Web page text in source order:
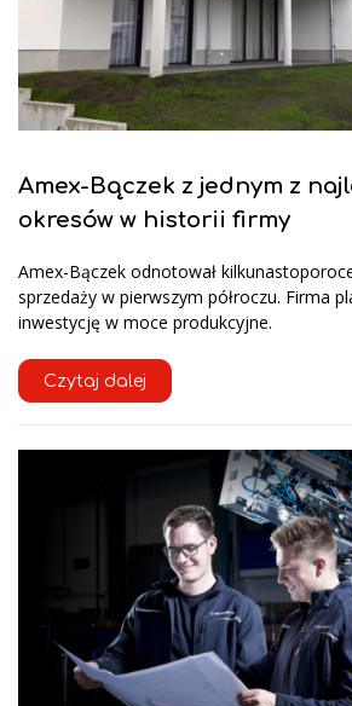
Amex-Bączek z jednym z
okresów w historii firmy
Amex-Bączek odnotował
sprzedaży w pierwszym półroczu. Firma
inwestycję w moce produkcyjne.
Czytaj dalej